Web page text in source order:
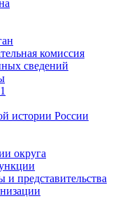
комиссия
сведений
истории России
округа
представительства